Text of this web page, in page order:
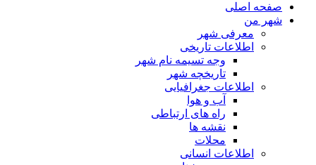
صفحه اصلی
شهر من
معرفی شهر
اطلاعات تاریخی
وجه تسیمه نام شهر
تاریخچه شهر
اطلاعات جغرافیایی
آب و هوا
راه های ارتباطی
نقشه ها
محلات
اطلاعات انسانی